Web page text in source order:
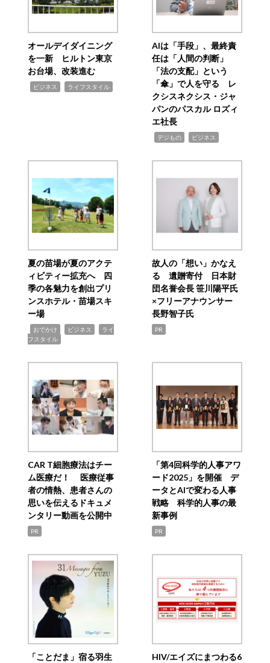
オールデイダイニング
を一新 ヒルトン東京
お台場、改装進む
ビジネス ライフスタイル
AIは「手段」、最終責
任は「人間の判断」
「法の支配」という
「傘」で人を守る レ
クシスネクシス・ジャ
パンのパスカル ロズィ
エ社長
デジもの ビジネス
夏の苗場が夏のアクテ
ィビティー拡充へ 四
季の各魅力を創出プリ
ンスホテル・苗場スキ
ー場
おでかけ ビジネス
ライ
フスタイル
故人の「想い」かなえ
る 遺贈寄付 日本財
団名誉会長 笹川陽平氏
×フリーアナウンサー
長野智子氏
PR
CAR T細胞療法はチー
ム医療だ！ 医療従事
者の情熱、患者さんの
思いを伝えるドキュメ
ンタリー動画を公開中
PR
「第4回科学的人事アワ
ード2025」を開催 デ
ータとAIで変わる人事
戦略 科学的人事の最
新事例
PR
「ことだま」宿る羽生
HIV/エイズにまつわる6